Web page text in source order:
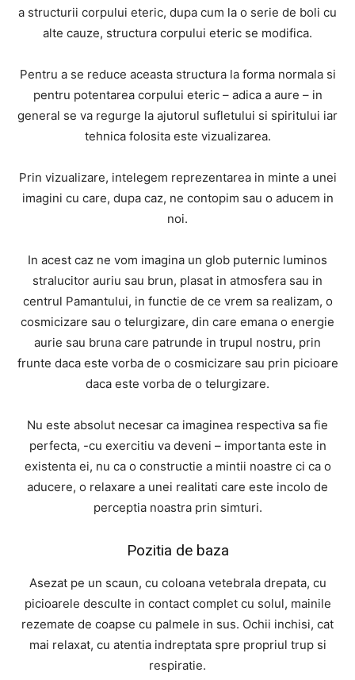
a structurii corpului eteric, dupa cum la o serie de boli cu
alte cauze, structura corpului eteric se modifica.
Pentru a se reduce aceasta structura la forma normala si
pentru potentarea corpului eteric – adica a aure – in
general se va regurge la ajutorul sufletului si spiritului iar
tehnica folosita este vizualizarea.
Prin vizualizare, intelegem reprezentarea in minte a unei
imagini cu care, dupa caz, ne contopim sau o aducem in
noi.
In acest caz ne vom imagina un glob puternic luminos
stralucitor auriu sau brun, plasat in atmosfera sau in
centrul Pamantului, in functie de ce vrem sa realizam, o
cosmicizare sau o telurgizare, din care emana o energie
aurie sau bruna care patrunde in trupul nostru, prin
frunte daca este vorba de o cosmicizare sau prin picioare
daca este vorba de o telurgizare.
Nu este absolut necesar ca imaginea respectiva sa fie
perfecta, -cu exercitiu va deveni – importanta este in
existenta ei, nu ca o constructie a mintii noastre ci ca o
aducere, o relaxare a unei realitati care este incolo de
perceptia noastra prin simturi.
Pozitia de baza
Asezat pe un scaun, cu coloana vetebrala drepata, cu
picioarele desculte in contact complet cu solul, mainile
rezemate de coapse cu palmele in sus. Ochii inchisi, cat
mai relaxat, cu atentia indreptata spre propriul trup si
respiratie.